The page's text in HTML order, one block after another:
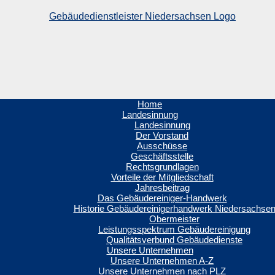
Home
Landesinnung
Landesinnung
Der Vorstand
Ausschüsse
Geschäftsstelle
Rechtsgrundlagen
Vorteile der Mitgliedschaft
Jahresbeitrag
Das Gebäudereiniger-Handwerk
Historie Gebäudereinigerhandwerk Niedersachsen
Obermeister
Leistungsspektrum Gebäudereinigung
Qualitätsverbund Gebäudedienste
Unsere Unternehmen
Unsere Unternehmen A-Z
Unsere Unternehmen nach PLZ